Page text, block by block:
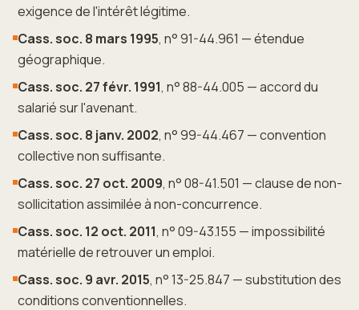
exigence de l'intérêt légitime.
Cass. soc. 8 mars 1995, n° 91-44.961 — étendue
géographique.
Cass. soc. 27 févr. 1991, n° 88-44.005 — accord du
salarié sur l'avenant.
Cass. soc. 8 janv. 2002, n° 99-44.467 — convention
collective non suffisante.
Cass. soc. 27 oct. 2009, n° 08-41.501 — clause de non-
sollicitation assimilée à non-concurrence.
Cass. soc. 12 oct. 2011, n° 09-43.155 — impossibilité
matérielle de retrouver un emploi.
Cass. soc. 9 avr. 2015, n° 13-25.847 — substitution des
conditions conventionnelles.